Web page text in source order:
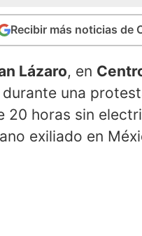
Recibir más noticias de
Lázaro, en
una
20 horas sin
exiliado en